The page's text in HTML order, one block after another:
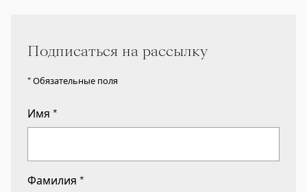
Подписаться на рассылку
* Обязательные поля
Имя *
Фамилия *